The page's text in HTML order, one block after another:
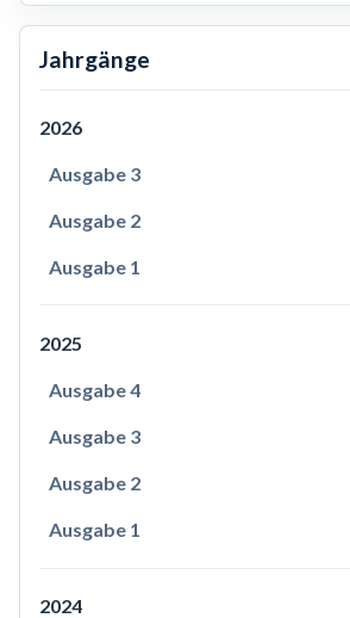
Jahrgänge
2026
Ausgabe 3
Ausgabe 2
Ausgabe 1
2025
Ausgabe 4
Ausgabe 3
Ausgabe 2
Ausgabe 1
2024